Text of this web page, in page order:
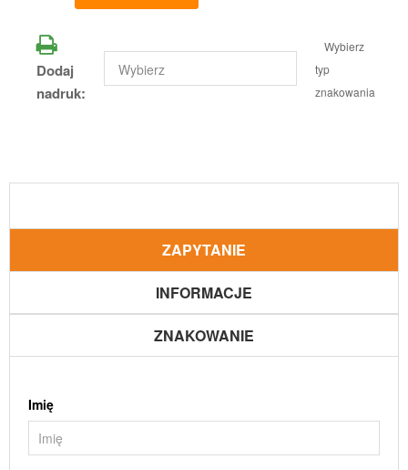
Dodaj
nadruk:
Wybierz
typ
znakowania
ZAPYTANIE
INFORMACJE
ZNAKOWANIE
Imię